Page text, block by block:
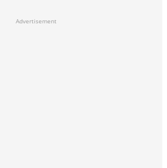
Advertisement